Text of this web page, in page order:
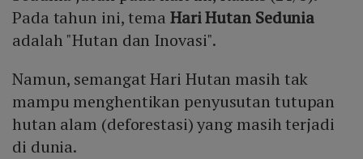
Pada tahun ini, tema Hari Hutan Sedunia
adalah "Hutan dan Inovasi".
Namun, semangat Hari Hutan masih tak
mampu menghentikan penyusutan tutupan
hutan alam (deforestasi) yang masih terjadi
di dunia.